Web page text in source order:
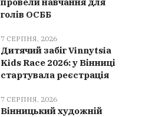
голів ОСББ
7 СЕРПНЯ, 2026
Дитячий забіг Vinnytsia
Kids Race 2026: у Вінниці
стартувала реєстрація
7 СЕРПНЯ, 2026
Вінницький художній